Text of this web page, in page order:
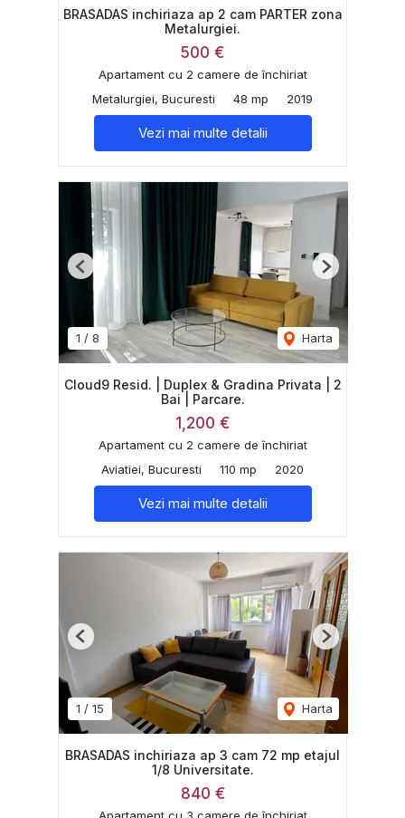
BRASADAS inchiriaza ap 2 cam PARTER zona
Metalurgiei.
500 €
Apartament cu 2 camere de închiriat
Metalurgiei, Bucuresti
48 mp 2019
Vezi mai multe detalii
1 / 8 Harta
Previous Next
Cloud9 Resid. | Duplex & Gradina Privata | 2
Bai | Parcare.
1,200 €
Apartament cu 2 camere de închiriat
Aviatiei, Bucuresti
110 mp 2020
Vezi mai multe detalii
1 / 15 Harta
Previous Next
BRASADAS inchiriaza ap 3 cam 72 mp etajul
1/8 Universitate.
840 €
Apartament cu 3 camere de închiriat